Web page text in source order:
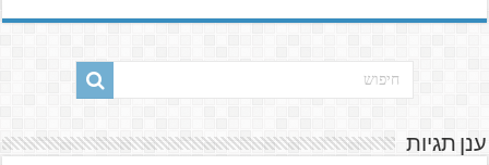
ענן תגיות